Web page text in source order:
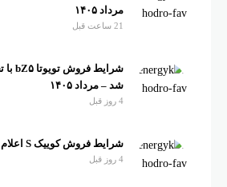
مرداد ۱۴۰۵
21 ساعت قبل
شد – مرداد ۱۴۰۵
4 روز قبل
شرایط فروش کوییک S اعلام شد – مرداد ۱۴۰۵
4 روز قبل